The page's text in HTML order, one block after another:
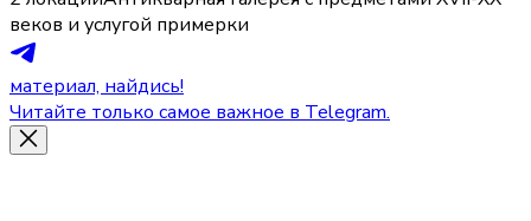
веков и услугой примерки
материал, найдись!
Читайте только самое важное в Telegram.